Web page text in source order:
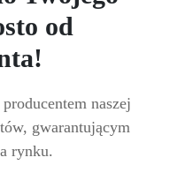
od
naszej
gwarantującym
rynku.